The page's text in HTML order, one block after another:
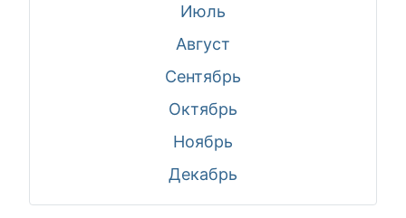
Июль
Август
Сентябрь
Октябрь
Ноябрь
Декабрь